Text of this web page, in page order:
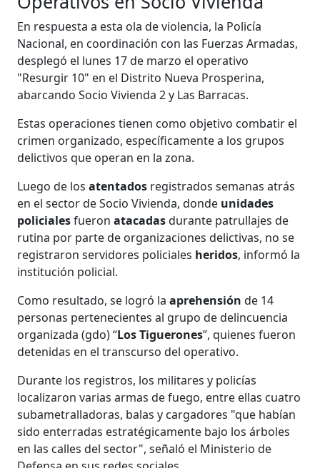
En respuesta a esta ola de violencia, la Policía
Nacional, en coordinación con las Fuerzas Armadas,
desplegó el lunes 17 de marzo el operativo
"Resurgir 10" en el Distrito Nueva Prosperina,
abarcando Socio Vivienda 2 y Las Barracas.
Estas operaciones tienen como objetivo combatir el
crimen organizado, específicamente a los grupos
delictivos que operan en la zona.
Luego de losatentados registrados semanas atrás
en el sector de Socio Vivienda, donde unidades
policialesfueronatacadasdurante patrullajes de
rutina por parte de organizaciones delictivas, no se
registraron servidores policiales heridos, informó la
institución policial.
Como resultado, se logró laaprehensiónde 14
personas pertenecientes al grupo de delincuencia
organizada (gdo) “Los Tiguerones”, quienes fueron
detenidas en el transcurso del operativo.
Durante los registros, los militares y policías
localizaron varias armas de fuego, entre ellas cuatro
subametralladoras, balas y cargadores "que habían
sido enterradas estratégicamente bajo los árboles
en las calles del sector", señaló el Ministerio de